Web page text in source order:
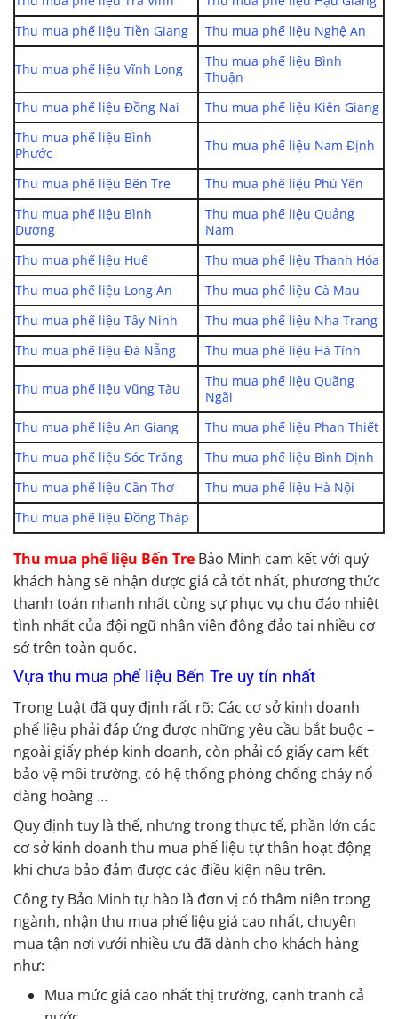
Thu mua phế liệu Tiền Giang
Thu mua phế liệu Nghệ An
Thu mua phế liệu Vĩnh Long
Thu mua phế liệu Bình
Thuận
Thu mua phế liệu Đồng Nai
Thu mua phế liệu Kiên Giang
Thu mua phế liệu Bình
Phước
Thu mua phế liệu Nam Định
Thu mua phế liệu Bến Tre
Thu mua phế liệu Phú Yên
Thu mua phế liệu Bình
Dương
Thu mua phế liệu Quảng
Nam
Thu mua phế liệu Huế
Thu mua phế liệu Thanh Hóa
Thu mua phế liệu Long An
Thu mua phế liệu Cà Mau
Thu mua phế liệu Tây Ninh
Thu mua phế liệu Nha Trang
Thu mua phế liệu Đà Nẵng
Thu mua phế liệu Hà Tĩnh
Thu mua phế liệu Vũng Tàu
Thu mua phế liệu Quãng
Ngãi
Thu mua phế liệu An Giang
Thu mua phế liệu Phan Thiết
Thu mua phế liệu Sóc Trăng
Thu mua phế liệu Bình Định
Thu mua phế liệu Cần Thơ
Thu mua phế liệu Hà Nội
Thu mua phế liệu Đồng Tháp
Thu mua phế liệu Bến Tre Bảo Minh cam kết với quý
khách hàng sẽ nhận được giá cả tốt nhất, phương thức
thanh toán nhanh nhất cùng sự phục vụ chu đáo nhiệt
tình nhất của đội ngũ nhân viên đông đảo tại nhiều cơ
sở trên toàn quốc.
Vựa thu mua phế liệu Bến Tre uy tín nhất
Trong Luật đã quy định rất rõ: Các cơ sở kinh doanh
phế liệu phải đáp ứng được những yêu cầu bắt buộc –
ngoài giấy phép kinh doanh, còn phải có giấy cam kết
bảo vệ môi trường, có hệ thống phòng chống cháy nổ
đàng hoàng …
Quy định tuy là thế, nhưng trong thực tế, phần lớn các
cơ sở kinh doanh thu mua phế liệu tự thân hoạt động
khi chưa bảo đảm được các điều kiện nêu trên.
Công ty Bảo Minh tự hào là đơn vị có thâm niên trong
ngành, nhận thu mua phế liệu giá cao nhất, chuyên
mua tận nơi vưới nhiều ưu đã dành cho khách hàng
như:
Mua mức giá cao nhất thị trường, cạnh tranh cả